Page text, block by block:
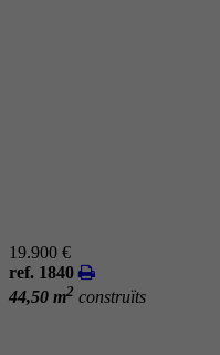
19.900 €
ref. 1840
44,50 m2 construïts